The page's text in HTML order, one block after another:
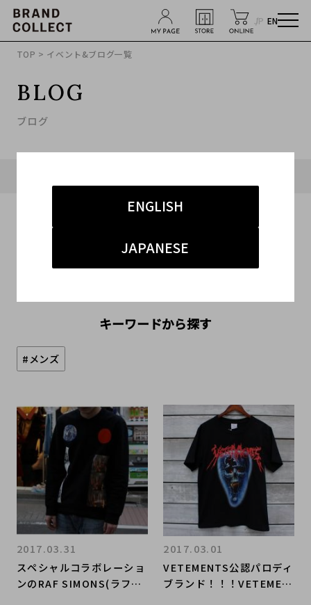
JP EN
ENGLISH
JAPANESE
TOP > イベント&ブログ一覧
BLOG
ブログ
キーワードから探す
#メンズ
スペシャルコラボレーショ
ンのRAF SIMONS(ラフシ
2017.03.31
VETEMENTS公認パロディ
ブランド！！！VETEMEM
2017.03.01